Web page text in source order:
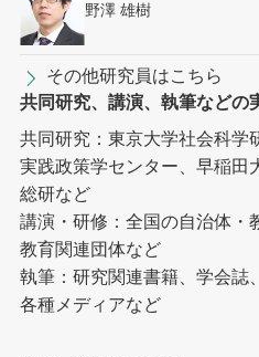
野澤 雄樹
その他研究員はこちら
共同研究、講演、執筆などの
共同研究：東京大学社会科学
実践政策学センター、早稲田
総研など
講演・研修：全国の自治体・
教育関連団体など
執筆：研究関連書籍、学会誌
各種メディアなど